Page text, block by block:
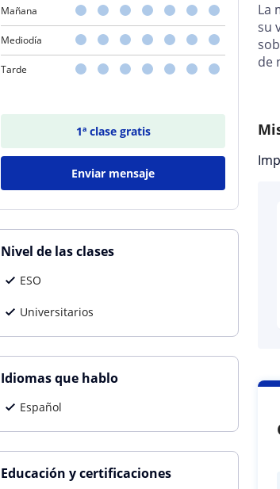
Mañana
Mediodía
Tarde
1ª clase gratis
Enviar mensaje
Nivel de las clases
ESO
Universitarios
Idiomas que hablo
Español
Educación y certificaciones
La
su
de